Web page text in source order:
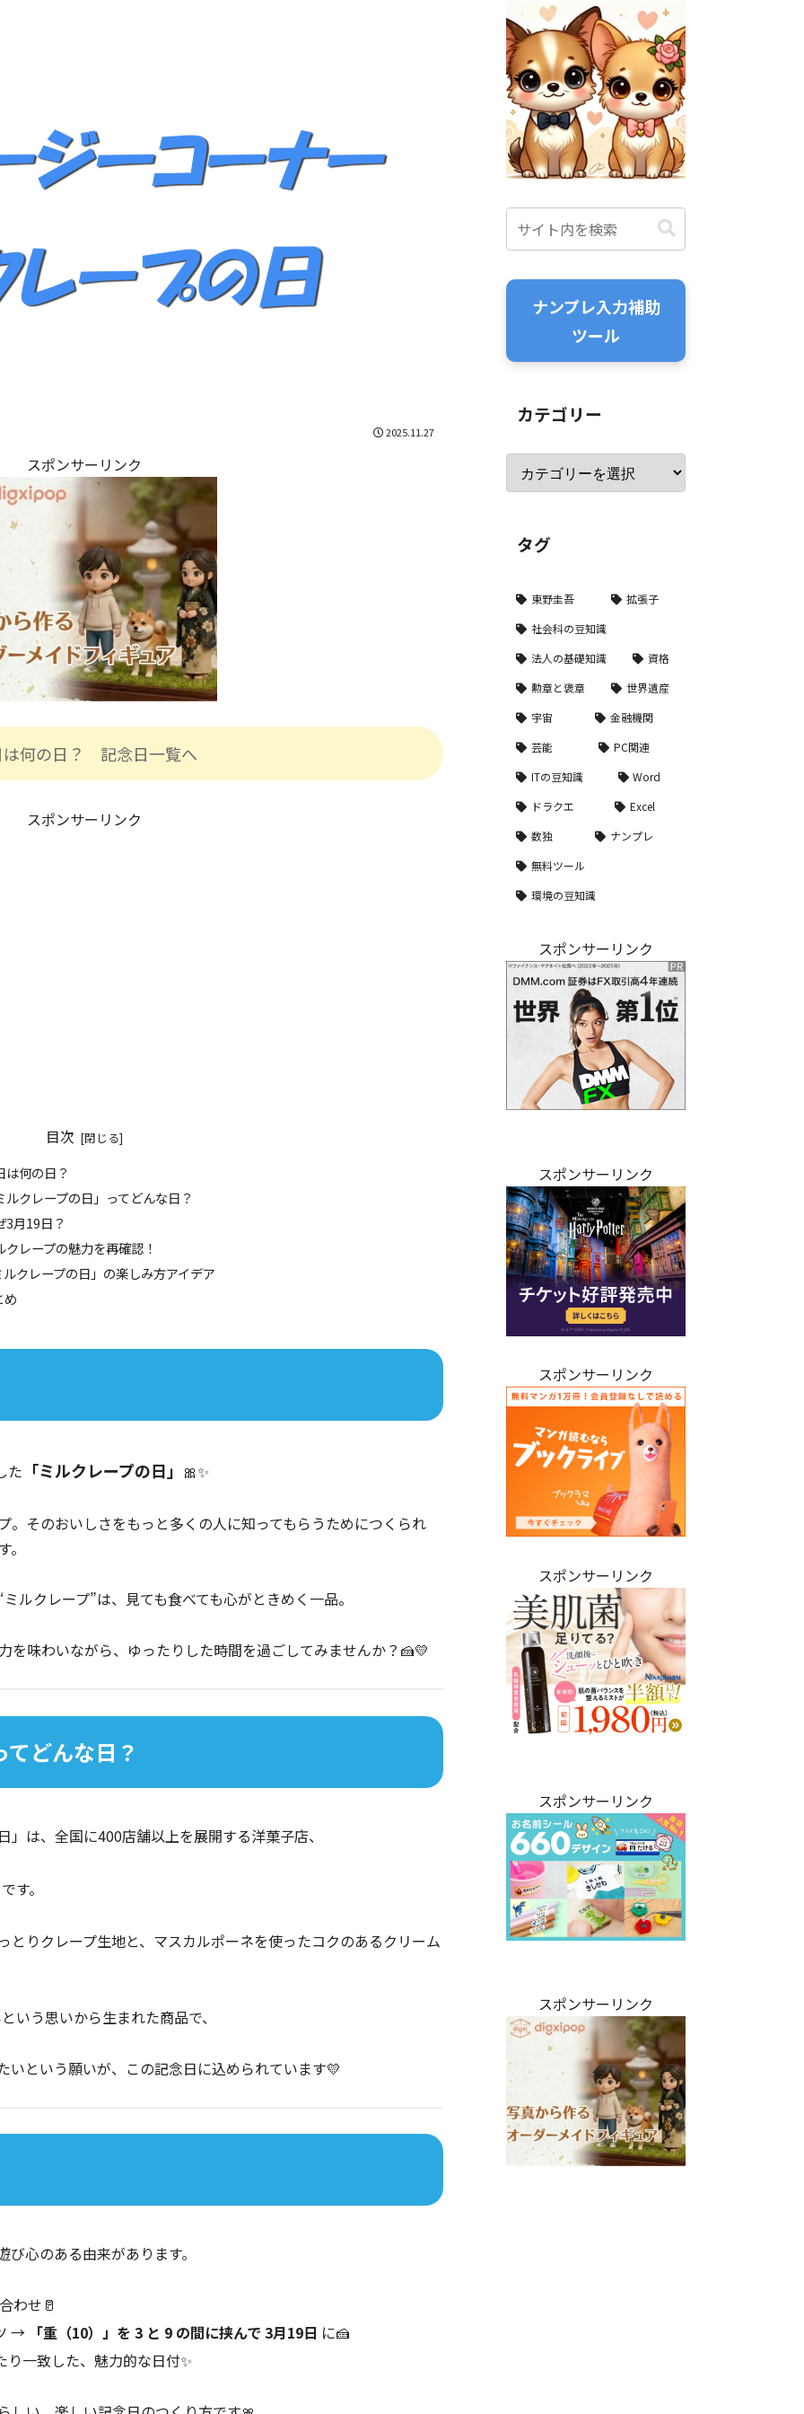
2025.11.27
スポンサーリンク
は何の日？ 記念日一覧へ
スポンサーリンク
目次
は何の日？
ルクレープの日」ってどんな日？
3月19日？
クレープの魅力を再確認！
クレープの日」の楽しみ方アイデア
め
た 「ミルクレープの日」 🎀✨
。そのおいしさをもっと多くの人に知ってもらうためにつくられ
ルクレープ”は、見ても食べても心がときめく一品。
を味わいながら、ゆったりした時間を過ごしてみませんか？🍰💛
どんな日？
は、全国に400店舗以上を展開する洋菓子店、
す。
とりクレープ生地と、マスカルポーネを使ったコクのあるクリーム
いう思いから生まれた商品で、
いという願いが、この記念日に込められています💛
心のある由来があります。
わせ🥛
→ 「重（10）」を 3 と 9 の間に挟んで 3月19日 に🍰
一致した、魅力的な日付✨
ナンプレ入力補助
ツール
カテゴリー
タグ
東野圭吾
拡張子
社会科の豆知識
法人の基礎知識
資格
勲章と褒章
世界遺産
宇宙
金融機関
芸能
PC関連
ITの豆知識
Word
ドラクエ
Excel
数独
ナンプレ
無料ツール
環境の豆知識
スポンサーリンク
スポンサーリンク
スポンサーリンク
スポンサーリンク
スポンサーリンク
スポンサーリンク